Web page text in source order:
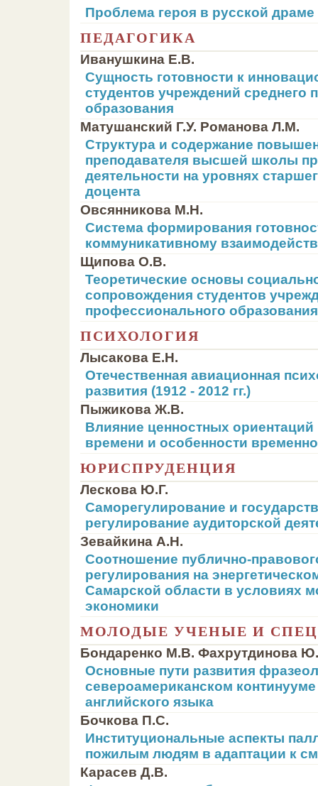
Проблема героя в русской драме
ПЕДАГОГИКА
Иванушкина Е.В.
Сущность готовности к
студентов учреждений среднего
образования
Матушанский Г.У. Романова Л.М.
Структура и содержание
преподавателя высшей школы
деятельности на уровнях
доцента
Овсянникова М.Н.
Система формирования
коммуникативному
Щипова О.В.
Теоретические основы
сопровождения студентов
профессионального образования
ПСИХОЛОГИЯ
Лысакова Е.Н.
Отечественная авиационная
развития (1912 - 2012 гг.)
Пыжикова Ж.В.
Влияние ценностных
времени и особенности
ЮРИСПРУДЕНЦИЯ
Лескова Ю.Г.
Саморегулирование и
регулирование аудиторской
Зевайкина А.Н.
Соотношение публично-
регулирования на
Самарской области в условиях
экономики
МОЛОДЫЕ УЧЕНЫЕ И
Бондаренко М.В. Фахрутдинова
Основные пути развития
североамериканском
английского языка
Бочкова П.С.
Институциональные аспекты
пожилым людям в адаптации к
Карасев Д.В.